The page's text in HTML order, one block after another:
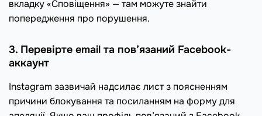
вкладку «Сповіщення» — там можуте знайти
попередження про порушення.
3. Перевірте email та пов’язаний Facebook-
аккаунт
Instagram зазвичай надсилає лист з поясненням
причини блокування та посиланням на форму для